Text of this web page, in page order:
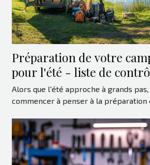
Préparation de votre
pour l'été - liste de
voyage sans souci
Alors que l'été approche à grands
commencer à penser à la préparation